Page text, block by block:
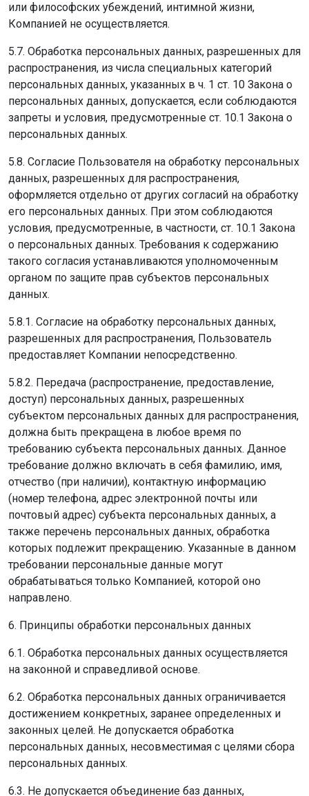
или философских убеждений, интимной жизни,
Компанией не осуществляется.
5.7. Обработка персональных данных, разрешенных для
распространения, из числа специальных категорий
персональных данных, указанных в ч. 1 ст. 10 Закона о
персональных данных, допускается, если соблюдаются
запреты и условия, предусмотренные ст. 10.1 Закона о
персональных данных.
5.8. Согласие Пользователя на обработку персональных
данных, разрешенных для распространения,
оформляется отдельно от других согласий на обработку
его персональных данных. При этом соблюдаются
условия, предусмотренные, в частности, ст. 10.1 Закона
о персональных данных. Требования к содержанию
такого согласия устанавливаются уполномоченным
органом по защите прав субъектов персональных
данных.
5.8.1. Согласие на обработку персональных данных,
разрешенных для распространения, Пользователь
предоставляет Компании непосредственно.
5.8.2. Передача (распространение, предоставление,
доступ) персональных данных, разрешенных
субъектом персональных данных для распространения,
должна быть прекращена в любое время по
требованию субъекта персональных данных. Данное
требование должно включать в себя фамилию, имя,
отчество (при наличии), контактную информацию
(номер телефона, адрес электронной почты или
почтовый адрес) субъекта персональных данных, а
также перечень персональных данных, обработка
которых подлежит прекращению. Указанные в данном
требовании персональные данные могут
обрабатываться только Компанией, которой оно
направлено.
6. Принципы обработки персональных данных
6.1. Обработка персональных данных осуществляется
на законной и справедливой основе.
6.2. Обработка персональных данных ограничивается
достижением конкретных, заранее определенных и
законных целей. Не допускается обработка
персональных данных, несовместимая с целями сбора
персональных данных.
6.3. Не допускается объединение баз данных,